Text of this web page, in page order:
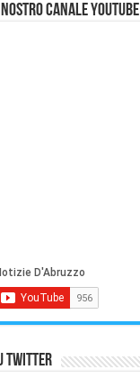
Canale Youtube
Twitter